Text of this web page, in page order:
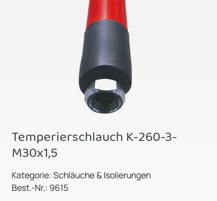
Temperierschlauch K-260-3-
M30x1,5
Kategorie: Schläuche & Isolierungen
Best.-Nr.: 9615